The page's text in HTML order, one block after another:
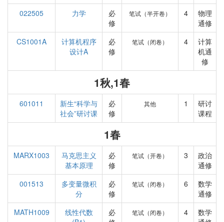
022505
力学
必
修
笔试（半开卷） 4
物理
通修
CS1001A
计算机程序
设计A
必
修
笔试（闭卷） 4
计算
机通
修
1秋,1春
601011
新生“科学与
社会”研讨课
必
修
其他 1
研讨
课程
1春
MARX1003
马克思主义
基本原理
必
修
笔试（开卷） 3
政治
通修
001513
多变量微积
分
必
修
笔试（闭卷） 6
数学
通修
MATH1009
线性代数
必
笔试（闭卷） 4
数学